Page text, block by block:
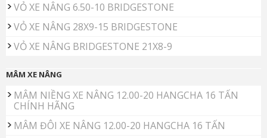
VỎ XE NÂNG 6.50-10 BRIDGESTONE
VỎ XE NÂNG 28X9-15 BRIDGESTONE
VỎ XE NÂNG BRIDGESTONE 21X8-9
MÂM XE NÂNG
MÂM NIỀNG XE NÂNG 12.00-20 HANGCHA 16 TẤN
CHÍNH HÃNG
MÂM ĐÔI XE NÂNG 12.00-20 HANGCHA 16 TẤN